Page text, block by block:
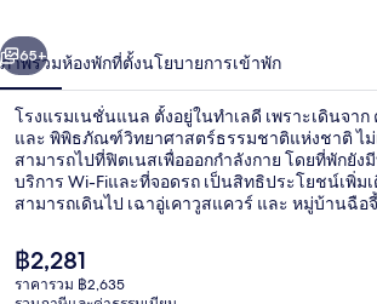
า
ถัดไป
65+
ภาพรวมห้องพักที่ตั้งนโยบายการเข้าพัก
โรงแรมเนชั่นแนล ตั้งอยู่ในทำเลดี เพราะเดินจาก
และ พิพิธภัณฑ์วิทยาศาสตร์ธรรมชาติแห่งชาติ ไม่
สามารถไปที่ฟิตเนสเพื่อออกกำลังกาย โดยที่พักยัง
บริการ Wi-Fiและที่จอดรถ เป็นสิทธิประโยชน์เพิ่ม
สามารถเดินไป เฉาอู่เคาวูสแควร์ และ หมู่บ้านฉือ
ราคา
ปัจจุบัน
฿2,281
฿2,281
ราคารวม ฿2,635